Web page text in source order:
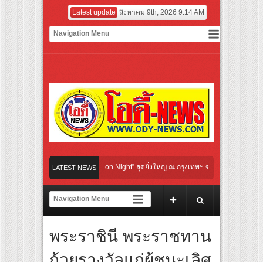
Latest update สิงหาคม 9th, 2026 9:14 AM
LATEST NEWS
Communication Night” สุดยิ่งใหญ่ ณ กรุงเทพฯ ขนทัพศิลปินชั้นนำ พร้อมกาล่าไน
อโรบิกสุดมันส์ ในกิจกรรม “EM-ROBIC DANCE FOR MOM @BENCHASIRI
แห่งปีจาก NUUI Starathon 8.8 “บอส-โนอึล” เปิดประเดิมเคะ-เมะ สุดเซอร์ไพร้ส์วัน
มใหม่ในวงการการศึกษา เปิดตัว “SCA PLUS” แพลตฟอร์มการเรียนรู้ “Creative
อดการลงทุนในธุรกิจการศึกษากว่า 100 ล้านบาท
พระราชินี พระราชทาน